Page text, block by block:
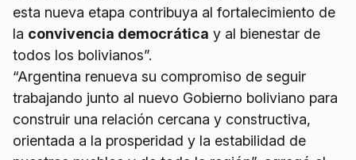
esta nueva etapa contribuya al fortalecimiento de
la convivencia democrática y al bienestar de
todos los bolivianos”.
“Argentina renueva su compromiso de seguir
trabajando junto al nuevo Gobierno boliviano para
construir una relación cercana y constructiva,
orientada a la prosperidad y la estabilidad de